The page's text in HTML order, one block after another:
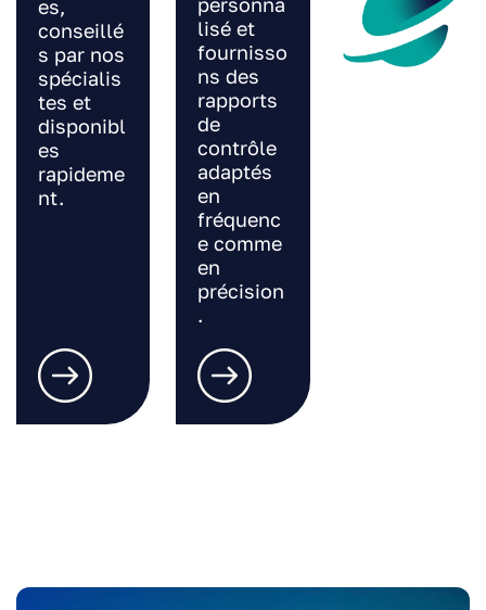
es,
conseillé
s par nos
spécialis
tes et
disponibl
es
rapideme
nt.
lisé et
fournisso
ns des
rapports
de
contrôle
adaptés
en
fréquenc
e comme
en
précision
.